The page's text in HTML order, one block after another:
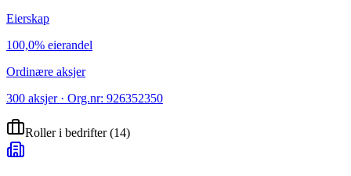
Eierskap
100,0% eierandel
Ordinære aksjer
300 aksjer · Org.nr: 926352350
Roller i bedrifter(14)